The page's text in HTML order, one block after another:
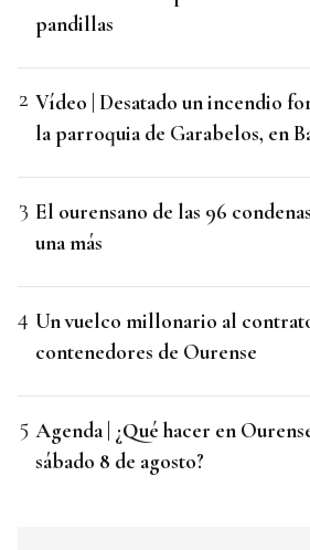
pandillas
Vídeo | Desatado un incendio
la parroquia de Garabelos, en
El ourensano de las 96
una más
Un vuelco millonario al
contenedores de Ourense
Agenda | ¿Qué hacer en
sábado 8 de agosto?